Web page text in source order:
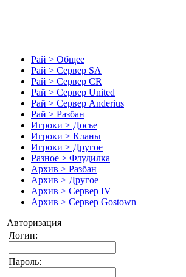
Рай > Общее
Рай > Сервер SA
Рай > Сервер CR
Рай > Сервер United
Рай > Сервер Anderius
Рай > Разбан
Игроки > Досье
Игроки > Кланы
Игроки > Другое
Разное > Флудилка
Архив > Разбан
Архив > Другое
Архив > Сервер IV
Архив > Сервер Gostown
Авторизация
Логин:
Пароль: